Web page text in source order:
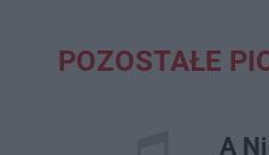
POZOSTAŁE
A